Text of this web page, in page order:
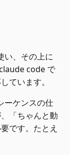
い、その上に
code で
ています。
ーケンスの仕
「ちゃんと動
です。たとえ